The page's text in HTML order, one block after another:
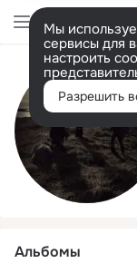
Мы
сервисы для
настроить
Разрешить
Альбомы